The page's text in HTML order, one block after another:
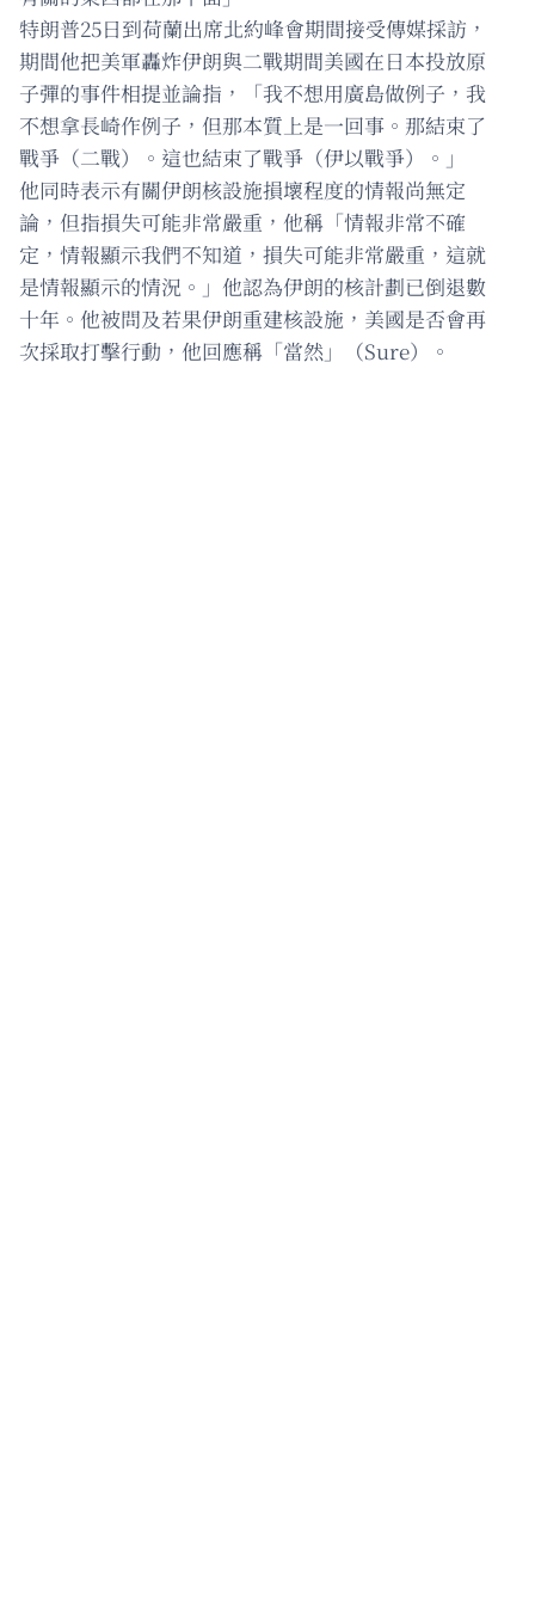
特朗普25日到荷蘭出席北約峰會期間接受傳媒採訪，
期間他把美軍轟炸伊朗與二戰期間美國在日本投放原
子彈的事件相提並論指，「我不想用廣島做例子，我
不想拿長崎作例子，但那本質上是一回事。那結束了
戰爭（二戰）。這也結束了戰爭（伊以戰爭）。」
他同時表示有關伊朗核設施損壞程度的情報尚無定
論，但指損失可能非常嚴重，他稱「情報非常不確
定，情報顯示我們不知道，損失可能非常嚴重，這就
是情報顯示的情況。」他認為伊朗的核計劃已倒退數
十年。他被問及若果伊朗重建核設施，美國是否會再
次採取打擊行動，他回應稱「當然」（Sure）。